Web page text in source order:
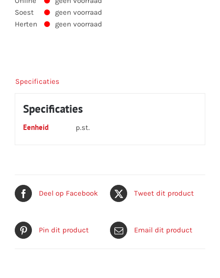
Soest
geen voorraad
Herten
geen voorraad
Specificaties
Specificaties
Eenheid p.st.
Deel op Facebook Tweet dit product
Pin dit product Email dit product